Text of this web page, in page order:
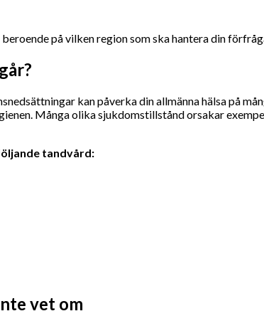
på vilken region som ska hantera din
kan påverka din allmänna hälsa på
Många olika sjukdomstillstånd orsakar
tandvård:
vet om